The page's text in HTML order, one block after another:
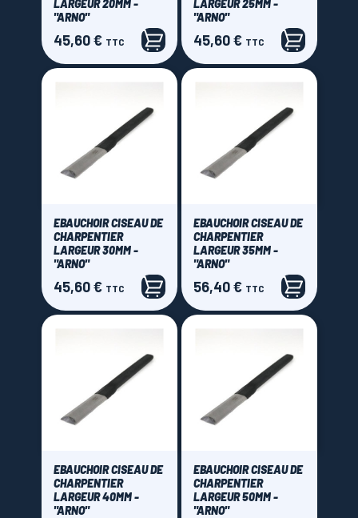
15,00 € - 75,00 €
LARGEUR 20MM -
"ARNO"
Prix
45,60 € TTC
LARGEUR 25MM -
"ARNO"
Prix
45,60 € TTC
EBAUCHOIR CISEAU DE
CHARPENTIER
LARGEUR 30MM -
"ARNO"
Prix
45,60 € TTC
EBAUCHOIR CISEAU DE
CHARPENTIER
LARGEUR 35MM -
"ARNO"
Prix
56,40 € TTC
EBAUCHOIR CISEAU DE
CHARPENTIER
LARGEUR 40MM -
"ARNO"
EBAUCHOIR CISEAU DE
CHARPENTIER
LARGEUR 50MM -
"ARNO"